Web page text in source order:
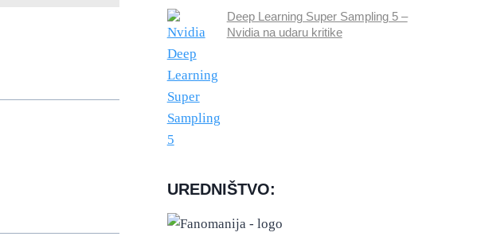
Deep Learning Super Sampling 5 –
Nvidia na udaru kritike
UREDNIŠTVO: